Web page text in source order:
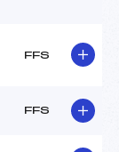
FFS
FFS